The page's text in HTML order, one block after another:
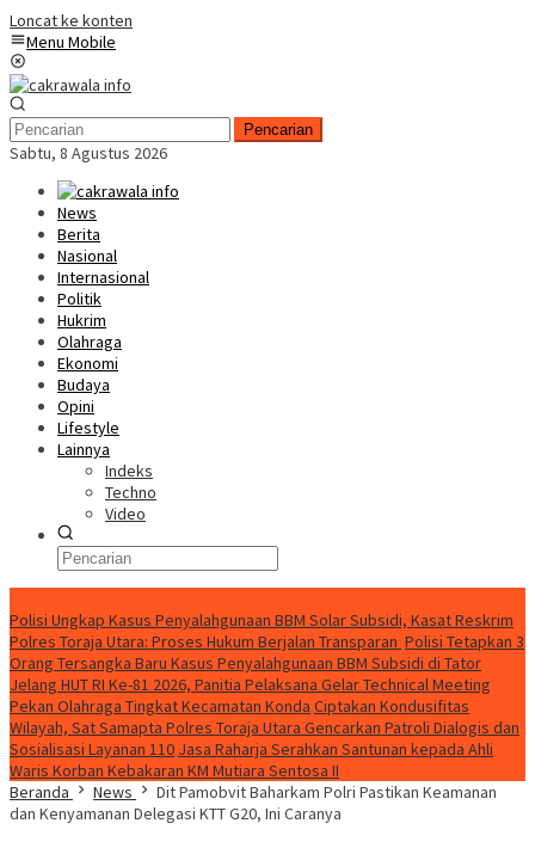
Loncat ke konten
Menu Mobile
Pencarian
Sabtu, 8 Agustus 2026
News
Berita
Nasional
Internasional
Politik
Hukrim
Olahraga
Ekonomi
Budaya
Opini
Lifestyle
Lainnya
Indeks
Techno
Video
Polisi Ungkap Kasus Penyalahgunaan BBM Solar Subsidi, Kasat Reskrim
Polres Toraja Utara: Proses Hukum Berjalan Transparan Polisi Tetapkan 3
Orang Tersangka Baru Kasus Penyalahgunaan BBM Subsidi di Tator
Jelang HUT RI Ke-81 2026, Panitia Pelaksana Gelar Technical Meeting
Pekan Olahraga Tingkat Kecamatan Konda Ciptakan Kondusifitas
Wilayah, Sat Samapta Polres Toraja Utara Gencarkan Patroli Dialogis dan
Sosialisasi Layanan 110 Jasa Raharja Serahkan Santunan kepada Ahli
Waris Korban Kebakaran KM Mutiara Sentosa II
Beranda
News
Dit Pamobvit Baharkam Polri Pastikan Keamanan
dan Kenyamanan Delegasi KTT G20, Ini Caranya